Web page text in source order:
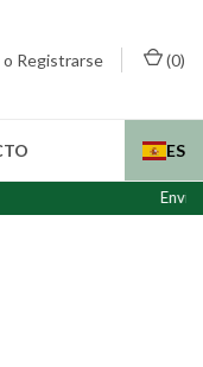
o Registrarse (0)
ES
Envíos